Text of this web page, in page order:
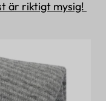
är riktigt mysig!